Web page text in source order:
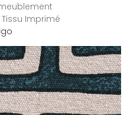
Tissu Imprimé